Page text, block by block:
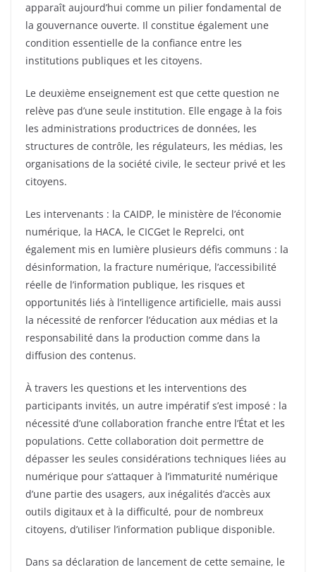
apparaît aujourd’hui comme un pilier fondamental de
la gouvernance ouverte. Il constitue également une
condition essentielle de la confiance entre les
institutions publiques et les citoyens.
Le deuxième enseignement est que cette question ne
relève pas d’une seule institution. Elle engage à la fois
les administrations productrices de données, les
structures de contrôle, les régulateurs, les médias, les
organisations de la société civile, le secteur privé et les
citoyens.
Les intervenants : la CAIDP, le ministère de l’économie
numérique, la HACA, le CICGet le Reprelci, ont
également mis en lumière plusieurs défis communs : la
désinformation, la fracture numérique, l’accessibilité
réelle de l’information publique, les risques et
opportunités liés à l’intelligence artificielle, mais aussi
la nécessité de renforcer l’éducation aux médias et la
responsabilité dans la production comme dans la
diffusion des contenus.
À travers les questions et les interventions des
participants invités, un autre impératif s’est imposé : la
nécessité d’une collaboration franche entre l’État et les
populations. Cette collaboration doit permettre de
dépasser les seules considérations techniques liées au
numérique pour s’attaquer à l’immaturité numérique
d’une partie des usagers, aux inégalités d’accès aux
outils digitaux et à la difficulté, pour de nombreux
citoyens, d’utiliser l’information publique disponible.
Dans sa déclaration de lancement de cette semaine, le